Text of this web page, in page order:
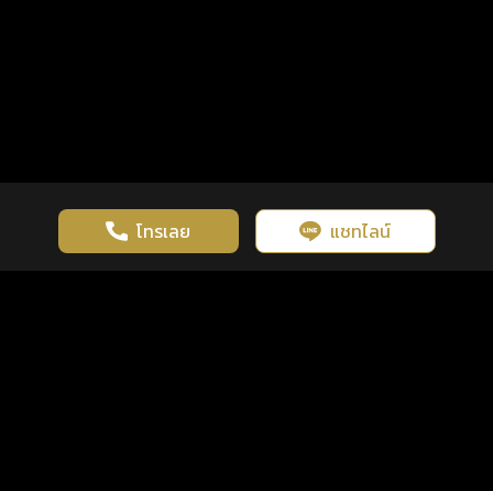
โทรเลย แชทไลน์
เว็บไซต์นี้มีการใช้งานคุกกี้ เพื่อเพิ่มประสิทธิภาพและประสบการณ์ที่ดี
ในการใช้งานเว็บไซต์ นโยบายความเป็นส่วนตัว
รู้ก่อน พร้อมกว่า ทุกจังหวะชีวิต คลิกดูดวงฟรี